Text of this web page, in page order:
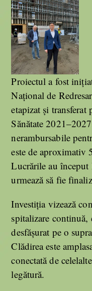
Proiectul a fost
Național de
etapizat și
Sănătate
nerambursabile
este de aproximativ
Lucrările au
urmează să fie
Investiția vizează
spitalizare continuă,
desfășurat pe o
Clădirea este
conectată de
legătură.